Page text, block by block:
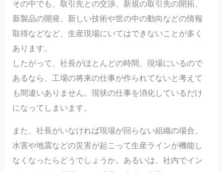
その中でも、取引先との交渉、新規の取引先の開拓、
新製品の開発、新しい技術や世の中の動向などの情報
取得などなど、生産現場にいてはできないことが多く
あります。
したがって、社長がほとんどの時間、現場にいるので
あるなら、工場の将来の仕事が作られてないと考えて
も間違いありません。現状の仕事を消化しているだけ
になってしまいます。
また、社長がいなければ現場が回らない組織の場合、
水害や地震などの災害が起こって生産ラインが機能し
なくなったらどうでしょうか。あるいは、社内でイン